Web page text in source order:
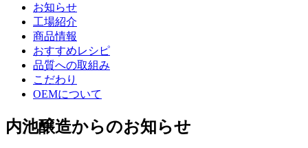
お知らせ
工場紹介
商品情報
おすすめレシピ
品質への取組み
こだわり
OEMについて
内池醸造からのお知らせ